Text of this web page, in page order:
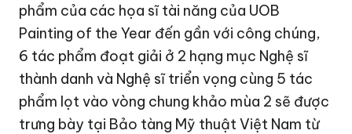
phẩm của các họa sĩ tài năng của UOB
Painting of the Year đến gần với công chúng,
6 tác phẩm đoạt giải ở 2 hạng mục Nghệ sĩ
thành danh và Nghệ sĩ triển vọng cùng 5 tác
phẩm lọt vào vòng chung khảo mùa 2 sẽ được
trưng bày tại Bảo tàng Mỹ thuật Việt Nam từ